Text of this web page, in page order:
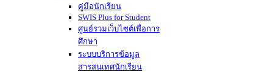
คู่มือนักเรียน
SWIS Plus for Student
ศูนย์รวมเว็บไซต์เพื่อการ
ศึกษา
ระบบบริการข้อมูล
สารสนเทศนักเรียน